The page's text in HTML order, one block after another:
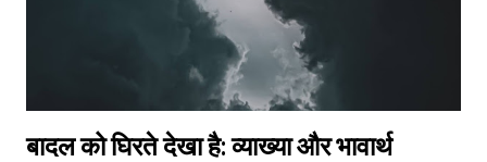
बादल को घिरते देखा है: व्याख्या और भावार्थ